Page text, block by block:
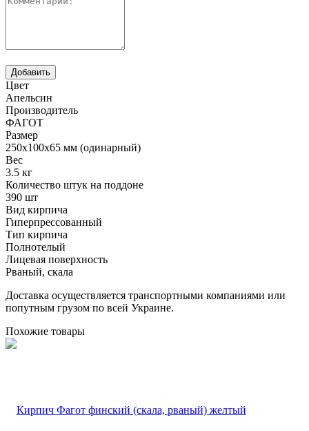
Цвет
Апельсин
Производитель
ФАГОТ
Размер
250х100х65 мм (одинарный)
Вес
3.5 кг
Количество штук на поддоне
390 шт
Вид кирпича
Гиперпрессованный
Тип кирпича
Полнотелый
Лицевая поверхность
Рваный, скала
Доставка осуществляется транспортными компаниями или
попутным грузом по всей Украине.
Похожие товары